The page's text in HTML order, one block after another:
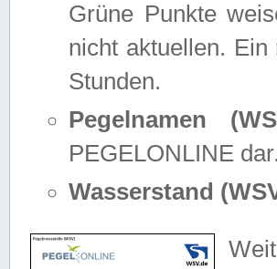
Grüne Punkte
nicht aktuellen.
Stunden.
Pegelnamen
PEGELONLINE dar.
Wasserstand